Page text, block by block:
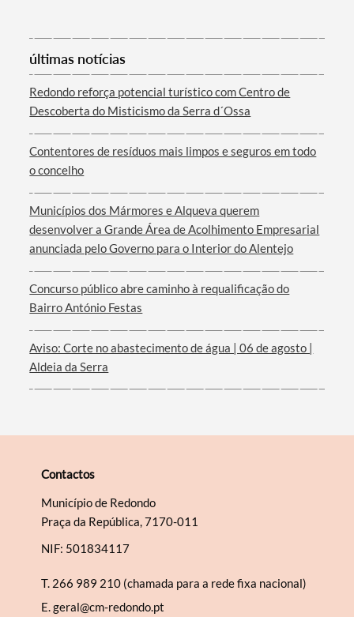
últimas notícias
Redondo reforça potencial turístico com Centro de
Descoberta do Misticismo da Serra d´Ossa
Contentores de resíduos mais limpos e seguros em todo
o concelho
Municípios dos Mármores e Alqueva querem
desenvolver a Grande Área de Acolhimento Empresarial
anunciada pelo Governo para o Interior do Alentejo
Concurso público abre caminho à requalificação do
Bairro António Festas
Aviso: Corte no abastecimento de água | 06 de agosto |
Aldeia da Serra
Contactos
Município de Redondo
Praça da República, 7170-011
NIF: 501834117
T. 266 989 210 (chamada para a rede fixa nacional)
E.geral@cm-redondo.pt